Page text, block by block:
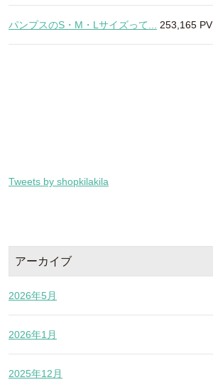
パンプスのS・M・Lサイズって... 253,165 PV
Tweets by shopkilakila
アーカイブ
2026年5月
2026年1月
2025年12月